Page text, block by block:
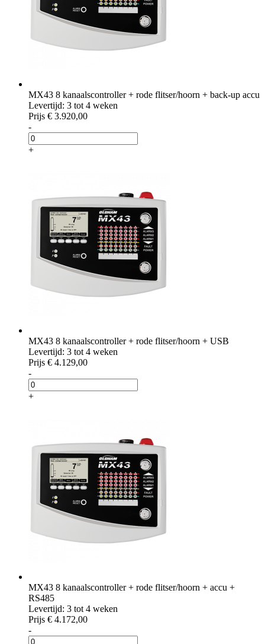
MX43 8 kanaalscontroller + rode flitser/hoorn + back-up accu
Levertijd: 3 tot 4 weken
Prijs € 3.920,00
-
+
MX43 8 kanaalscontroller + rode flitser/hoorn + USB
Levertijd: 3 tot 4 weken
Prijs € 4.129,00
-
+
MX43 8 kanaalscontroller + rode flitser/hoorn + accu +
RS485
Levertijd: 3 tot 4 weken
Prijs € 4.172,00
-